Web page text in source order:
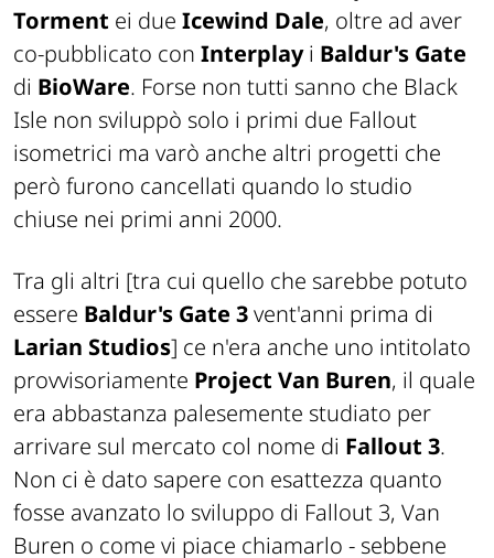
Torment ei due Icewind Dale, oltre ad aver
co-pubblicato con Interplayi Baldur's Gate
di BioWare. Forse non tutti sanno che Black
Isle non sviluppò solo i primi due Fallout
isometrici ma varò anche altri progetti che
però furono cancellati quando lo studio
chiuse nei primi anni 2000.
Tra gli altri [tra cui quello che sarebbe potuto
essere Baldur's Gate 3vent'anni prima di
Larian Studios] ce n'era anche uno intitolato
provvisoriamente Project Van Buren, il quale
era abbastanza palesemente studiato per
arrivare sul mercato col nome di Fallout 3.
Non ci è dato sapere con esattezza quanto
fosse avanzato lo sviluppo di Fallout 3, Van
Buren o come vi piace chiamarlo - sebbene